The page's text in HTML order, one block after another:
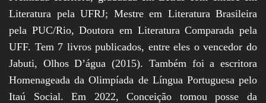
Literatura pela UFRJ; Mestre em Literatura Brasileira
pela PUC/Rio, Doutora em Literatura Comparada pela
UFF. Tem 7 livros publicados, entre eles o vencedor do
Jabuti, Olhos D’água (2015). Também foi a escritora
Homenageada da Olimpíada de Língua Portuguesa pelo
Itaú Social. Em 2022, Conceição tomou posse da